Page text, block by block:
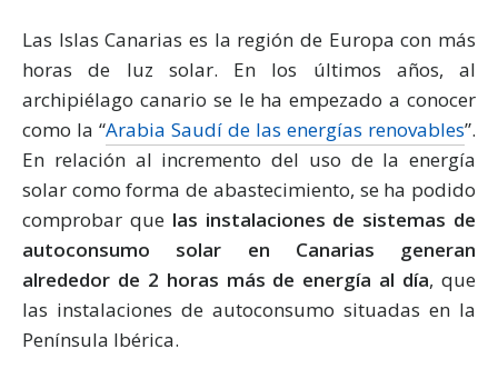
Las Islas Canarias es la región de Europa con más
horas de luz solar. En los últimos años, al
archipiélago canario se le ha empezado a conocer
como la “Arabia Saudí de las energías renovables”.
En relación al incremento del uso de la energía
solar como forma de abastecimiento, se ha podido
comprobar que las instalaciones de sistemas de
autoconsumo solar en Canarias generan
alrededor de 2 horas más de energía al día, que
las instalaciones de autoconsumo situadas en la
Península Ibérica.